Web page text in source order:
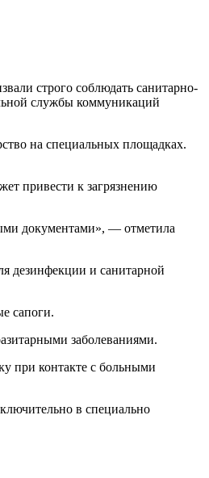
строго соблюдать санитарно-
службы коммуникаций
на специальных площадках.
привести к загрязнению
документами», — отметила
дезинфекции и санитарной
сапоги.
заболеваниями.
при контакте с больными
в специально